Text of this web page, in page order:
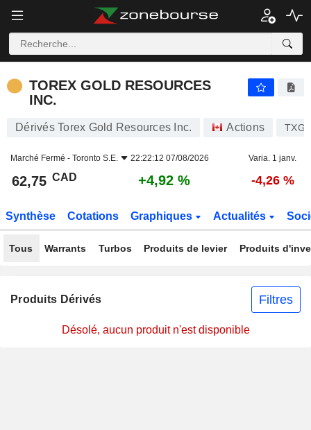
TOREX GOLD RESOURCES
INC.
Dérivés Torex Gold Resources Inc. Actions TXG
Marché Fermé - Toronto S.E. 22:22:12 07/08/2026 Varia. 1 janv.
62,75 CAD +4,92 % -4,26 %
Synthèse Cotations Graphiques Actualités
Tous Warrants Turbos Produits de levier Produits
Produits Dérivés Filtres
Désolé, aucun produit n'est disponible